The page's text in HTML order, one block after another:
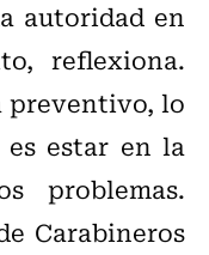
autoridad en
reflexiona.
preventivo, lo
es estar en la
problemas.
Carabineros